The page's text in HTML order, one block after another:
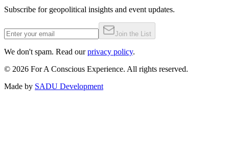
Subscribe for geopolitical insights and event updates.
Join the List
We don't spam. Read our privacy policy.
© 2026 For A Conscious Experience. All rights reserved.
Made by SADU Development